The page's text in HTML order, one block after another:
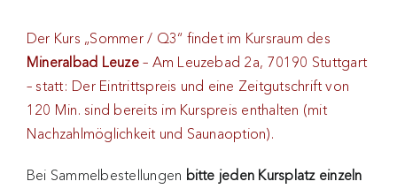
Der Kurs „Sommer / Q3“ findet im Kursraum des
Mineralbad Leuze– Am Leuzebad 2a, 70190 Stuttgart
– statt: Der Eintrittspreis und eine Zeitgutschrift von
120 Min. sind bereits im Kurspreis enthalten (mit
Nachzahlmöglichkeit und Saunaoption).
Bei Sammelbestellungen bitte jeden Kursplatz einzeln